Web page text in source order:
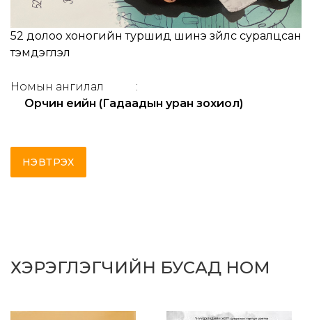
52 долоо хоногийн туршид шинэ зүйлс суралцсан
тэмдэглэл
Номын ангилал
:
Орчин үеийн (Гадаадын уран зохиол)
НЭВТРЭХ
ХЭРЭГЛЭГЧИЙН БУСАД НОМ